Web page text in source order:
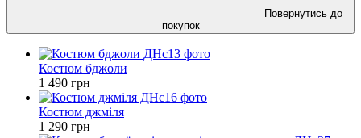
Повернутись до
покупок
Костюм бджоли
1 490 грн
Костюм джміля
1 290 грн